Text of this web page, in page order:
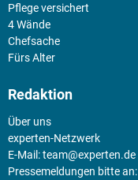
Pflege versichert
4 Wände
Chefsache
Fürs Alter
Redaktion
Über uns
experten-Netzwerk
E-Mail:team@experten.de
Pressemeldungen bitte an: